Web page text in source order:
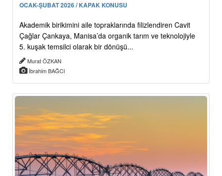
OCAK-ŞUBAT 2026 / KAPAK KONUSU
Akademik birikimini aile topraklarında filizlendiren Cavit
Çağlar Çankaya, Manisa’da organik tarım ve teknolojiyle
5. kuşak temsilci olarak bir dönüşü...
Murat ÖZKAN
İbrahim BAĞCI